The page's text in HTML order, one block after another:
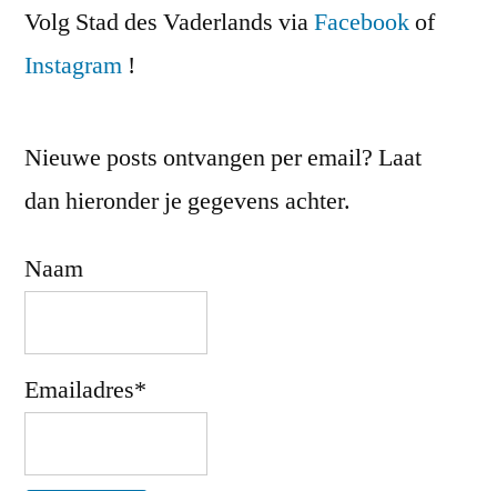
Volg Stad des Vaderlands viaFacebookof
Instagram !
Nieuwe posts ontvangen per email? Laat
dan hieronder je gegevens achter.
Naam
Emailadres*